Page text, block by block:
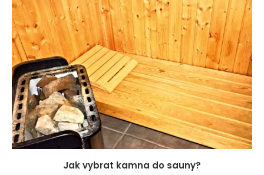
Jak vybrat kamna do sauny?